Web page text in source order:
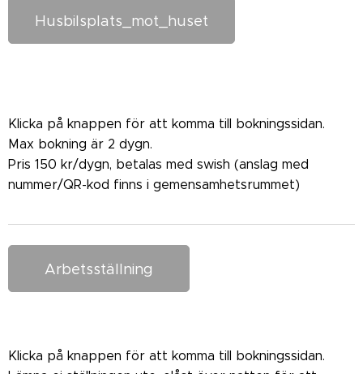
Husbilsplats_mot_huset
Klicka på knappen för att komma till bokningssidan.
Max bokning är 2 dygn.
Pris 150 kr/dygn, betalas med swish (anslag med
nummer/QR-kod finns i gemensamhetsrummet)
Arbetsställning
Klicka på knappen för att komma till bokningssidan.